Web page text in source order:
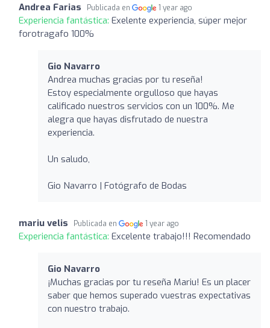
Andrea Farias Publicada en 1 year ago
Experiencia fantástica: Exelente experiencia, súper mejor
forotragafo 100%
Gio Navarro
Andrea muchas gracias por tu reseña!
Estoy especialmente orgulloso que hayas
calificado nuestros servicios con un 100%. Me
alegra que hayas disfrutado de nuestra
experiencia.
Un saludo,
Gio Navarro | Fotógrafo de Bodas
mariu velis Publicada en 1 year ago
Experiencia fantástica: Excelente trabajo!!! Recomendado
Gio Navarro
¡Muchas gracias por tu reseña Mariu! Es un placer
saber que hemos superado vuestras expectativas
con nuestro trabajo.